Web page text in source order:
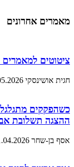
מאמרים אחרונים
ציטוטים
חגית אושינסקי
כשהפקקים
ההצגה תשלובת
אסף בן-שחר